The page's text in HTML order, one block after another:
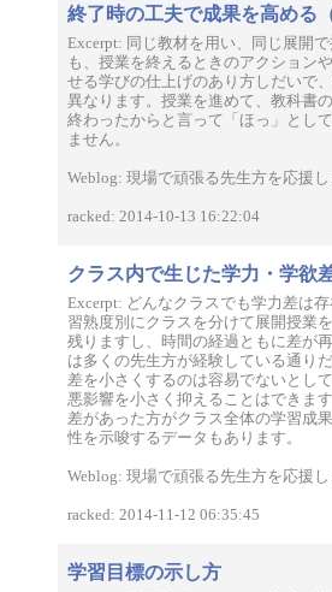
終了時の工夫で成果を高める
Excerpt: 同じ教材を用い、同じ展開
も、授業を終えるときのアクション
せる学びの仕上げのあり方しだいで
異なります。授業を進めて、教科書
終わったからと言って「ほっ」とし
ません。
Weblog: 現場で頑張る先生方を応援し
racked: 2014-10-13 16:22:04
クラス内で生じた学力・学欲
Excerpt: どんなクラスでも学力差は存
習熟度別にクラスを分けて展開授業
残りますし、時間の経過ともに差が
は多くの先生方が経験している通り
差を小さくするのは容易でないとし
悪影響を小さく抑えることはできま
差があった方がクラス全体の学習成
性を示唆するデータもあります。
Weblog: 現場で頑張る先生方を応援し
racked: 2014-11-12 06:35:45
学習目標の示し方